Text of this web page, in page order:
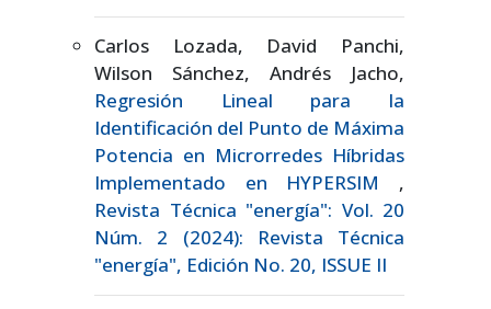
Carlos Lozada, David Panchi,
Wilson Sánchez, Andrés Jacho,
Regresión Lineal para la
Identificación del Punto de Máxima
Potencia en Microrredes Híbridas
Implementado en HYPERSIM ,
Revista Técnica "energía": Vol. 20
Núm. 2 (2024): Revista Técnica
"energía", Edición No. 20, ISSUE II